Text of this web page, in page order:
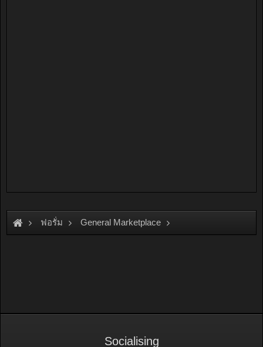
ฟอรั่ม General Marketplace
Socialising